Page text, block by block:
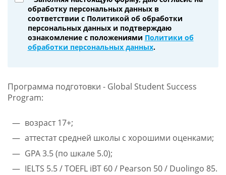
обработку персональных данных в
соответствии с Политикой об обработки
персональных данных и подтверждаю
ознакомление с положениями Политики об
обработки персональных данных.
Программа подготовки - Global Student Success
Program:
возраст 17+;
аттестат средней школы с хорошими оценками;
GPA 3.5 (по шкале 5.0);
IELTS 5.5 / TOEFL iBT 60 / Pearson 50 / Duolingo 85.